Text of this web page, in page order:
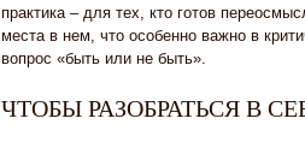
практика – для тех, кто готов
места в нем, что особенно важно в
вопрос «быть или не быть».
ЧТОБЫ РАЗОБРАТЬСЯ В